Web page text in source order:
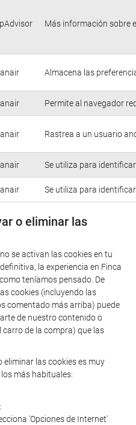
Más información sobre
Almacena las
Permite al navegador
Rastrea a un usuario
Se utiliza para
Se utiliza para
o eliminar las
se activan las cookies en tu
la experiencia en Finca
teníamos pensado. De
cookies (incluyendo las
comentado más arriba) puede
de nuestro contenido o
de la compra) que las
eliminar las cookies es muy
más habituales:
:
'Opciones de Internet'